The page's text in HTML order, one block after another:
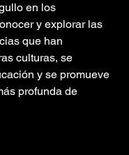
en los
y explorar las
que han
culturas, se
y se promueve
profunda de